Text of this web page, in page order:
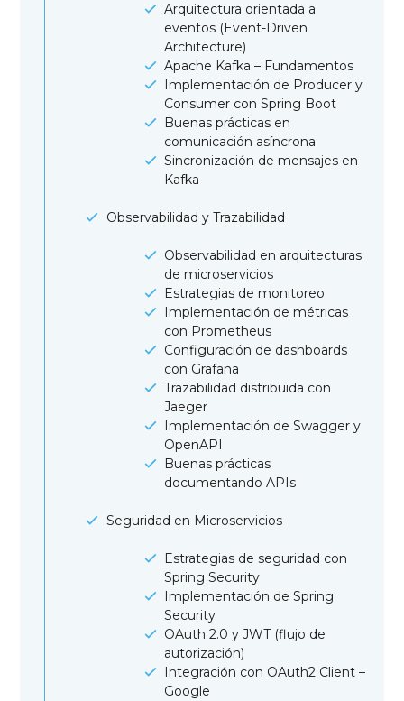
Arquitectura orientada a
eventos (Event-Driven
Architecture)
Apache Kafka – Fundamentos
Implementación de Producer y
Consumer con Spring Boot
Buenas prácticas en
comunicación asíncrona
Sincronización de mensajes en
Kafka
Observabilidad y Trazabilidad
Observabilidad en arquitecturas
de microservicios
Estrategias de monitoreo
Implementación de métricas
con Prometheus
Configuración de dashboards
con Grafana
Trazabilidad distribuida con
Jaeger
Implementación de Swagger y
OpenAPI
Buenas prácticas
documentando APIs
Seguridad en Microservicios
Estrategias de seguridad con
Spring Security
Implementación de Spring
Security
OAuth 2.0 y JWT (flujo de
autorización)
Integración con OAuth2 Client –
Google